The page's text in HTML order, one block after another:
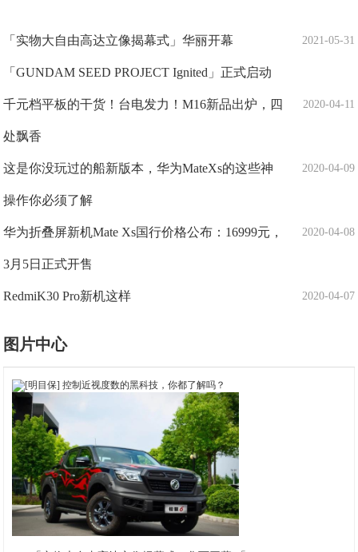
2021-05-31
「实物大自由高达立像揭幕式」华丽开幕
「GUNDAM SEED PROJECT Ignited」正式启动
2020-04-11
千元档平板的干货！台电发力！M16新品出炉，四
处飘香
2020-04-09
这是你没玩过的船新版本，华为MateXs的这些神
操作你必须了解
2020-04-08
华为折叠屏新机Mate Xs国行价格公布：16999元，
3月5日正式开售
2020-04-07
RedmiK30 Pro新机这样
图片中心